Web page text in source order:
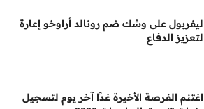
ليفربول على وشك ضم رونالد أراوخو إعارة
لتعزيز الدفاع
اغتنم الفرصة الأخيرة غدًا آخر يوم لتسجيل